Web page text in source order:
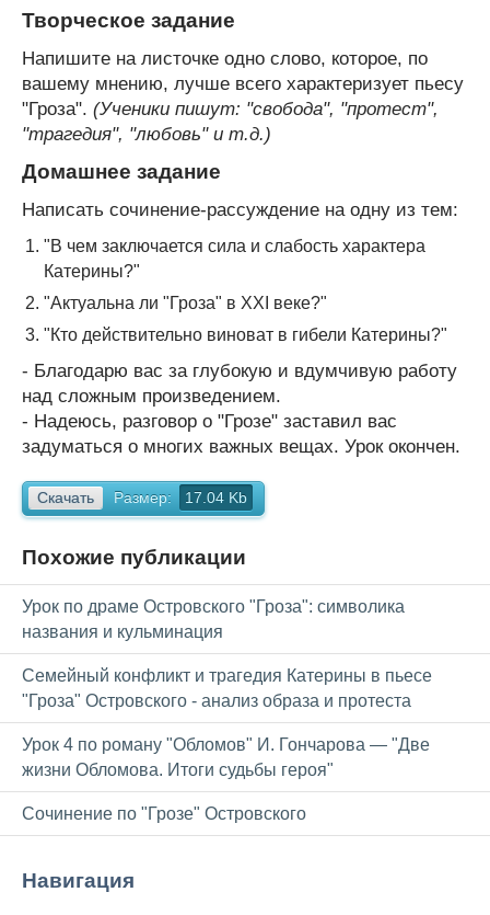
Творческое задание
Напишите на листочке одно слово, которое, по
вашему мнению, лучше всего характеризует пьесу
"Гроза". (Ученики пишут: "свобода", "протест",
"трагедия", "любовь" и т.д.)
Домашнее задание
Написать сочинение-рассуждение на одну из тем:
"В чем заключается сила и слабость характера
Катерины?"
"Актуальна ли "Гроза" в XXI веке?"
"Кто действительно виноват в гибели Катерины?"
- Благодарю вас за глубокую и вдумчивую работу
над сложным произведением.
- Надеюсь, разговор о "Грозе" заставил вас
задуматься о многих важных вещах. Урок окончен.
Скачать Размер: 17.04 Kb
Похожие публикации
Урок по драме Островского "Гроза": символика
названия и кульминация
Семейный конфликт и трагедия Катерины в пьесе
"Гроза" Островского - анализ образа и протеста
Урок 4 по роману "Обломов" И. Гончарова — "Две
жизни Обломова. Итоги судьбы героя"
Сочинение по "Грозе" Островского
Навигация